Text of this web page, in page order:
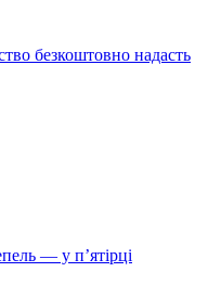
безкоштовно надасть
— у п’ятірці